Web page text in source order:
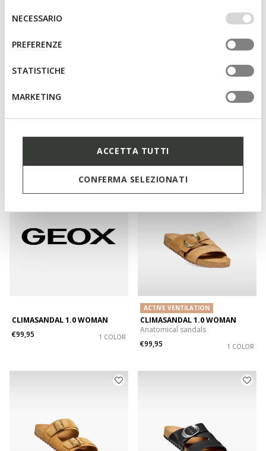
IMPOSTAZIONI potrai anche scegliere quali cookies ed
altri strumenti di tracciamento autorizzare. Per maggiori
informazioni o per modificare in qualsiasi momento le
tue impostazioni, visita la nostra
del
consenso
NECESSARIO
PREFERENZE
STATISTICHE
MARKETING
ACCETTA TUTTI
CONFERMA SELEZIONATI
CLIMASANDAL 1.0 MAN
1 COLOR
CLIMASANDAL 1.0 WOMAN
€99,95
CLIMASANDAL 1.0 WOMAN
€99,95
1 COLOR
ACTIVE VENTILATION
CLIMASANDAL 1.0 WOMAN
Anatomical sandals
€99,95
1 COLOR